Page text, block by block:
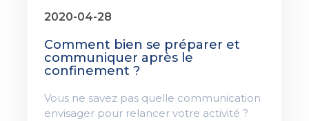
2020-04-28
Comment bien se préparer et
communiquer après le
confinement ?
Vous ne savez pas quelle communication
envisager pour relancer votre activité ?